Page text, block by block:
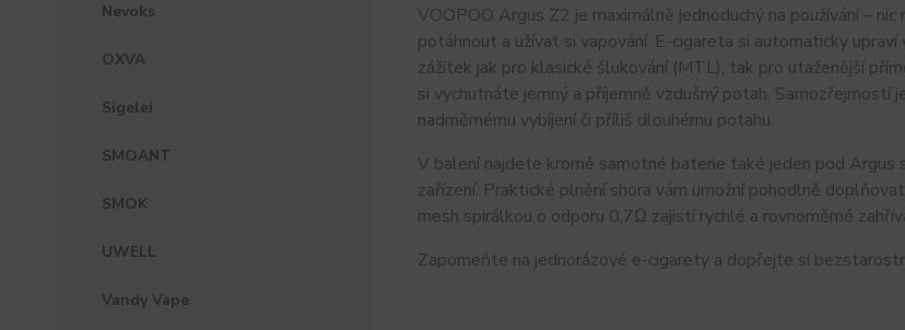
Nevoks
OXVA
Sigelei
SMOANT
SMOK
UWELL
Vandy Vape
VOOPOO Argus Z2 je maximálně jednoduchý na používání –
potáhnout a užívat si vapování. E-cigareta si automaticky
zážitek jak pro klasické šlukování (MTL), tak pro utaženější
si vychutnáte jemný a příjemně vzdušný potah. Samozřejmostí
nadměrnému vybíjení či příliš dlouhému potahu.
V balení najdete kromě samotné baterie také jeden pod Argus
zařízení. Praktické plnění shora vám umožní pohodlně
mesh spirálkou o odporu 0,7Ω zajistí rychlé a rovnoměrné
Zapomeňte na jednorázové e-cigarety a dopřejte si